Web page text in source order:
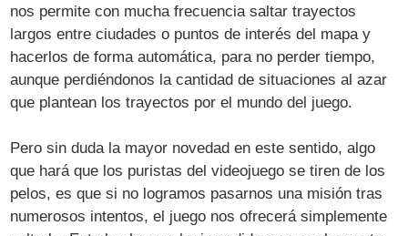
nos permite con mucha frecuencia saltar trayectos
largos entre ciudades o puntos de interés del mapa y
hacerlos de forma automática, para no perder tiempo,
aunque perdiéndonos la cantidad de situaciones al azar
que plantean los trayectos por el mundo del juego.
Pero sin duda la mayor novedad en este sentido, algo
que hará que los puristas del videojuego se tiren de los
pelos, es que si no logramos pasarnos una misión tras
numerosos intentos, el juego nos ofrecerá simplemente